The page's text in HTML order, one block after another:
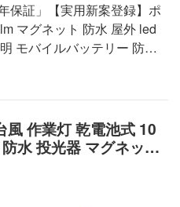
保証」【実用新案登録】ポ
マグネット 防水 屋外 led
モバイルバッテリー 防災
Power:COB LED 20w 入
兼用 明るさ（全光束）:2
SOS・FLASH（4段階）
角） 点灯時間:HIGH:約3時
〜5時間 バッテリ:内蔵式バ
風 作業灯 乾電池式 10
水 投光器 マグネット